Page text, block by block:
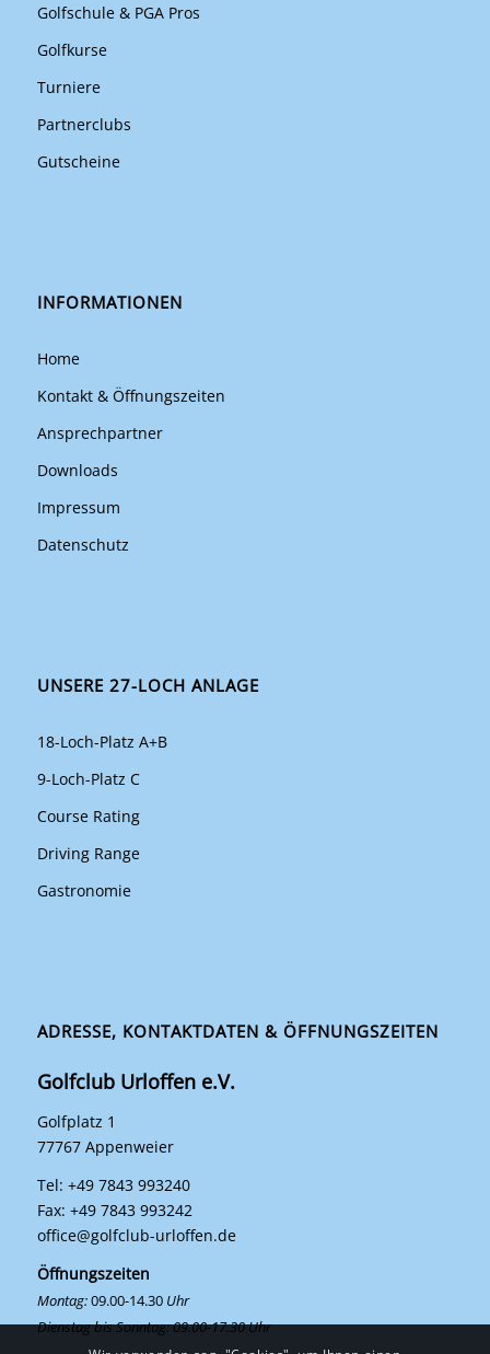
Golfschule & PGA Pros
Golfkurse
Turniere
Partnerclubs
Gutscheine
INFORMATIONEN
Home
Kontakt & Öffnungszeiten
Ansprechpartner
Downloads
Impressum
Datenschutz
UNSERE 27-LOCH ANLAGE
18-Loch-Platz A+B
9-Loch-Platz C
Course Rating
Driving Range
Gastronomie
ADRESSE, KONTAKTDATEN & ÖFFNUNGSZEITEN
Golfclub Urloffen e.V.
Golfplatz 1
77767 Appenweier
Tel: +49 7843 993240
Fax: +49 7843 993242
office@golfclub-urloffen.de
Öffnungszeiten
Montag:09.00-14.30 Uhr
Dienstag bis Sonntag: 09.00-17.30 Uhr